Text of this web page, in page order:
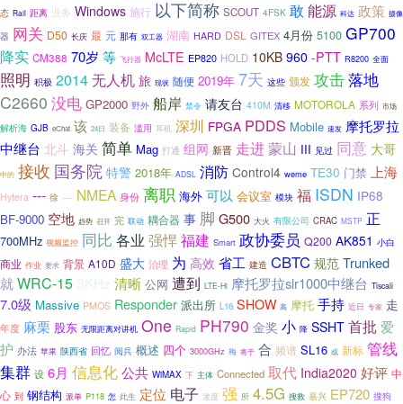
态 Rail 距离 业务 Windows 施行 以下简称 SCOUT 4FSK 敢 能源 科达 政策 摄像
器 网关 D50 长庆 最 元 那有 双工器 湖南 HARD DSL GITEX 4月份 5100 GP700
降实 CM388 70岁 等 飞行器 McLTE EP820 HOLD 10KB 960 -PTT R8200 全面
照明 积极 2014无人机 旅 现状 随便 2019年 7天 这些 颁发 攻击落地
C2660 没电 GP2000 野外 船岸 禁令 请友台 410M 清移 MOTOROLA 系列 市场
解析海 GJB eChat 该 24日 装备 滥用 耳机 深圳 FPGA PDDS Mobile 速发 摩托罗拉
中继台 北斗 海关 简单 Mag 打通 组网 新晋 走进蒙山 III 见过 同意 大哥
中的 接收 国务院 特警 2018年 ADSL 消防 Control4 weme TE30 门禁 上海
Hytera --- 徐 ---- NMEA 身份 离职 海外 可以 会议室 模块 福 ISDN IP68
BF-9000 空地 趋势 召开 完 联动 耦合器 事 脚 G500 大火 有限公司 CRAC MSTP 正
700MHz 视频监控 同比 各业 强悍福建 Smart 政协委员 Q200 AK851 小白
商业 作业 要求 背景 A10D 盛大 治理 为 高效 省工 建造 CBTC 规范 Trunked
就WRC-15 3KHz 清晰 公网 遭到 LTE-Hi 摩托罗拉slr1000中继台 Tiscali
7.0级 Massive PMOS Responder 派出所 L16 SHOW 高 摩托 手持 近日 专家 走
年度 麻栗 股东 无限距离对讲机 One Rapid PH790 金奖 小 降 SSHT 首批 爱
护 办法 苹果 陕西省 回忆 阅兵 概述 四个 3000GHz 梅 将于 合 频谱 SL16 或 新标 管线
集群 设 6月 信息化公共 WiMAX 下 主体 Connected 取代 India2020 好评 中
心 到 钢结构 派单 P118 怎 此生 定位 电子 速度 强 所 4.5G 搜救 嘉兴 EP720 搜狗